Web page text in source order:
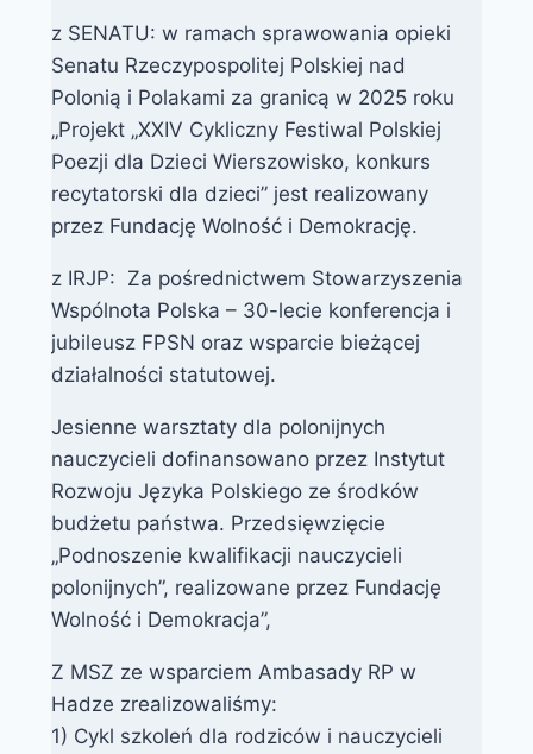
z SENATU: w ramach sprawowania opieki
Senatu Rzeczypospolitej Polskiej nad
Polonią i Polakami za granicą w 2025 roku
„Projekt „XXIV Cykliczny Festiwal Polskiej
Poezji dla Dzieci Wierszowisko, konkurs
recytatorski dla dzieci” jest realizowany
przez Fundację Wolność i Demokrację.
z IRJP: Za pośrednictwem Stowarzyszenia
Wspólnota Polska – 30-lecie konferencja i
jubileusz FPSN oraz wsparcie bieżącej
działalności statutowej.
Jesienne warsztaty dla polonijnych
nauczycieli dofinansowano przez Instytut
Rozwoju Języka Polskiego ze środków
budżetu państwa. Przedsięwzięcie
„Podnoszenie kwalifikacji nauczycieli
polonijnych”, realizowane przez Fundację
Wolność i Demokracja”,
Z MSZ ze wsparciem Ambasady RP w
Hadze zrealizowaliśmy:
1) Cykl szkoleń dla rodziców i nauczycieli